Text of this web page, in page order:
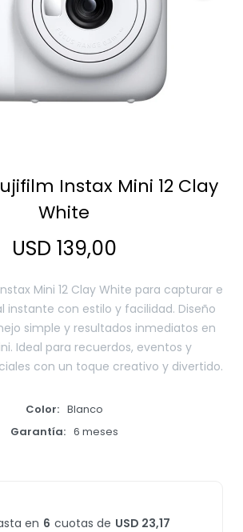
Instax Mini 12 Clay
White
USD 139,00
Mini 12 Clay White para capturar e
instante con estilo y facilidad. Diseño
simple y resultados inmediatos en
Ideal para recuerdos, eventos y
con un toque creativo y divertido.
Color
Blanco
Garantía
6 meses
en 6 cuotas de USD 23,17